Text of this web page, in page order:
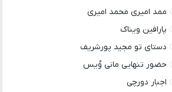
ممد امیری محمد امیری
پارافین ویناک
دستای تو مجید پورشریف
حضور تنهایی مانی وُیس
اجبار دورچی